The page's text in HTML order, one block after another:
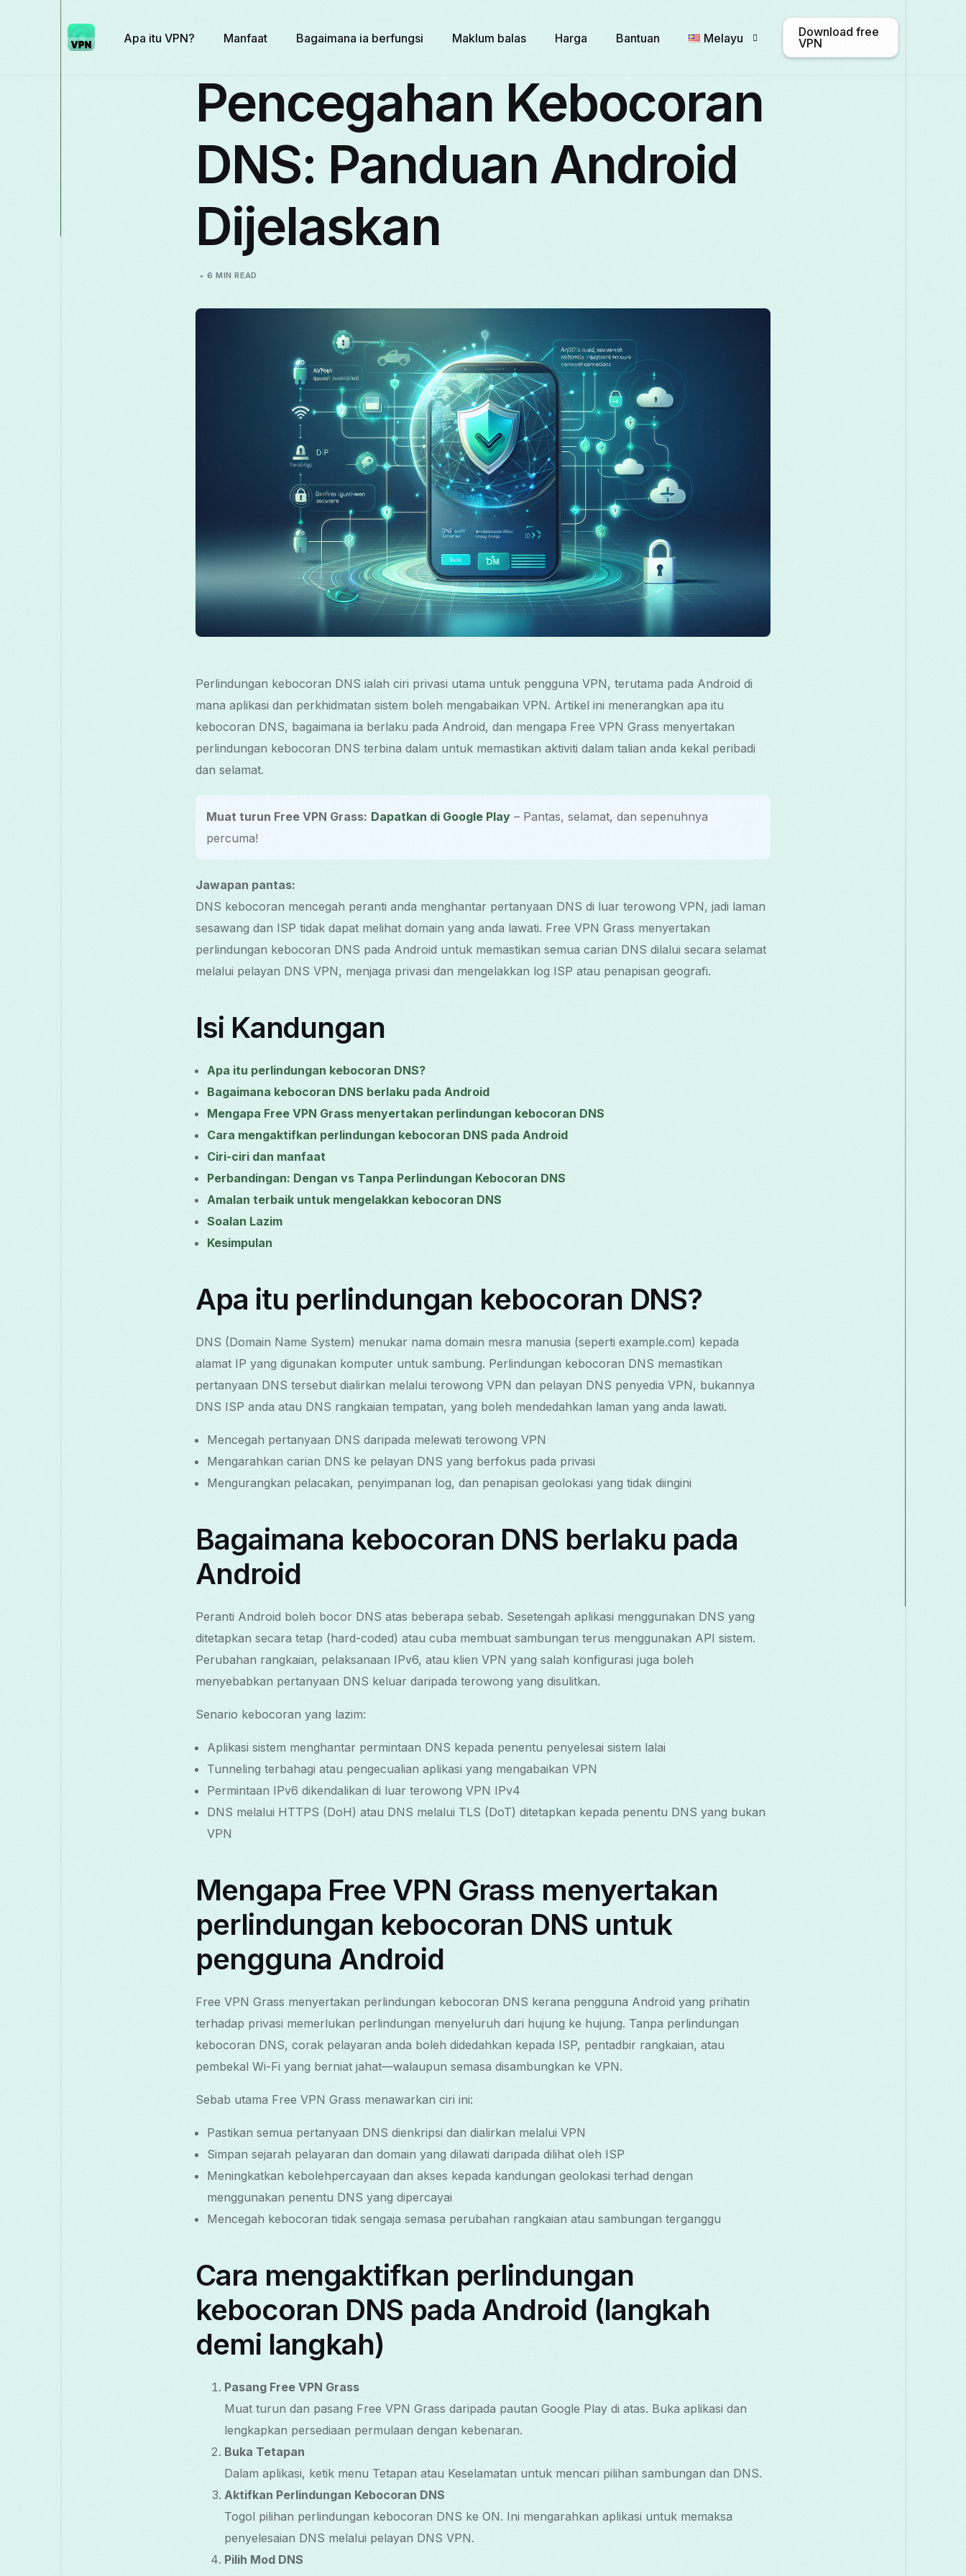
Apa itu VPN? Manfaat Bagaimana ia berfungsi Maklum balas Harga Bantuan Melayu
Български
Download free
VPN
Pencegahan Kebocoran
DNS: Panduan Android
Dijelaskan
6 MIN READ
Perlindungan kebocoran DNS ialah ciri privasi utama untuk pengguna VPN, terutama pada Android di
mana aplikasi dan perkhidmatan sistem boleh mengabaikan VPN. Artikel ini menerangkan apa itu
kebocoran DNS, bagaimana ia berlaku pada Android, dan mengapa Free VPN Grass menyertakan
perlindungan kebocoran DNS terbina dalam untuk memastikan aktiviti dalam talian anda kekal peribadi
dan selamat.
Muat turun Free VPN Grass: Dapatkan di Google Play – Pantas, selamat, dan sepenuhnya
percuma!
Jawapan pantas:
DNS kebocoran mencegah peranti anda menghantar pertanyaan DNS di luar terowong VPN, jadi laman
sesawang dan ISP tidak dapat melihat domain yang anda lawati. Free VPN Grass menyertakan
perlindungan kebocoran DNS pada Android untuk memastikan semua carian DNS dilalui secara selamat
melalui pelayan DNS VPN, menjaga privasi dan mengelakkan log ISP atau penapisan geografi.
Isi Kandungan
Apa itu perlindungan kebocoran DNS?
Bagaimana kebocoran DNS berlaku pada Android
Mengapa Free VPN Grass menyertakan perlindungan kebocoran DNS
Cara mengaktifkan perlindungan kebocoran DNS pada Android
Ciri-ciri dan manfaat
Perbandingan: Dengan vs Tanpa Perlindungan Kebocoran DNS
Amalan terbaik untuk mengelakkan kebocoran DNS
Soalan Lazim
Kesimpulan
Apa itu perlindungan kebocoran DNS?
DNS (Domain Name System) menukar nama domain mesra manusia (seperti example.com) kepada
alamat IP yang digunakan komputer untuk sambung. Perlindungan kebocoran DNS memastikan
pertanyaan DNS tersebut dialirkan melalui terowong VPN dan pelayan DNS penyedia VPN, bukannya
DNS ISP anda atau DNS rangkaian tempatan, yang boleh mendedahkan laman yang anda lawati.
Mencegah pertanyaan DNS daripada melewati terowong VPN
Mengarahkan carian DNS ke pelayan DNS yang berfokus pada privasi
Mengurangkan pelacakan, penyimpanan log, dan penapisan geolokasi yang tidak diingini
Bagaimana kebocoran DNS berlaku pada
Android
Peranti Android boleh bocor DNS atas beberapa sebab. Sesetengah aplikasi menggunakan DNS yang
ditetapkan secara tetap (hard-coded) atau cuba membuat sambungan terus menggunakan API sistem.
Perubahan rangkaian, pelaksanaan IPv6, atau klien VPN yang salah konfigurasi juga boleh
menyebabkan pertanyaan DNS keluar daripada terowong yang disulitkan.
Senario kebocoran yang lazim:
Aplikasi sistem menghantar permintaan DNS kepada penentu penyelesai sistem lalai
Tunneling terbahagi atau pengecualian aplikasi yang mengabaikan VPN
Permintaan IPv6 dikendalikan di luar terowong VPN IPv4
DNS melalui HTTPS (DoH) atau DNS melalui TLS (DoT) ditetapkan kepada penentu DNS yang bukan
VPN
Mengapa Free VPN Grass menyertakan
perlindungan kebocoran DNS untuk
pengguna Android
Free VPN Grass menyertakan perlindungan kebocoran DNS kerana pengguna Android yang prihatin
terhadap privasi memerlukan perlindungan menyeluruh dari hujung ke hujung. Tanpa perlindungan
kebocoran DNS, corak pelayaran anda boleh didedahkan kepada ISP, pentadbir rangkaian, atau
pembekal Wi-Fi yang berniat jahat—walaupun semasa disambungkan ke VPN.
Sebab utama Free VPN Grass menawarkan ciri ini:
Pastikan semua pertanyaan DNS dienkripsi dan dialirkan melalui VPN
Simpan sejarah pelayaran dan domain yang dilawati daripada dilihat oleh ISP
Meningkatkan kebolehpercayaan dan akses kepada kandungan geolokasi terhad dengan
menggunakan penentu DNS yang dipercayai
Mencegah kebocoran tidak sengaja semasa perubahan rangkaian atau sambungan terganggu
Cara mengaktifkan perlindungan
kebocoran DNS pada Android (langkah
demi langkah)
Pasang Free VPN Grass
Muat turun dan pasang Free VPN Grass daripada pautan Google Play di atas. Buka aplikasi dan
lengkapkan persediaan permulaan dengan kebenaran.
Buka Tetapan
Dalam aplikasi, ketik menu Tetapan atau Keselamatan untuk mencari pilihan sambungan dan DNS.
Aktifkan Perlindungan Kebocoran DNS
Togol pilihan perlindungan kebocoran DNS ke ON. Ini mengarahkan aplikasi untuk memaksa
penyelesaian DNS melalui pelayan DNS VPN.
Pilih Mod DNS